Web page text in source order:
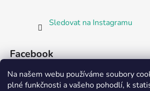
Na našem webu používáme soubory
plné funkčnosti a vašeho pohodlí, k
Sledovat na Instagramu
Facebook